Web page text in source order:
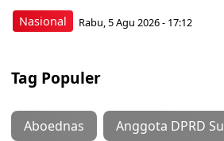
Nasional Rabu, 5 Agu 2026 - 17:12
Tag Populer
Aboednas Anggota DPRD